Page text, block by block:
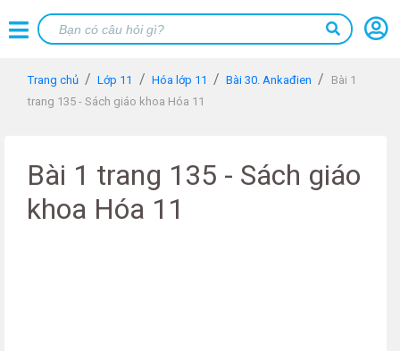
Trang chủ Lớp 11 Hóa lớp 11 Bài 30. Ankađien
Bài 1
trang 135 - Sách giáo khoa Hóa 11
Bài 1 trang 135 - Sách giáo
khoa Hóa 11